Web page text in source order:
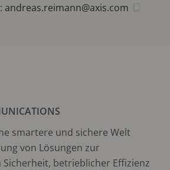
andreas.reimann@axis.com
smartere und sichere Welt
von Lösungen zur
betrieblicher Effizienz